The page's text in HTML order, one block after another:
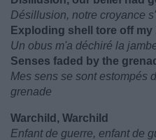
Désillusion, notre croyance
Exploding shell tore off my
Un obus m'a déchiré la
Senses faded by the
Mes sens se sont estompés
grenade
Warchild, Warchild
Enfant de guerre, enfant de